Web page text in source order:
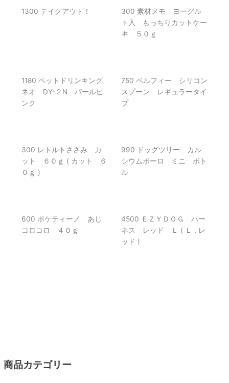
商品カテゴリー
1300 テイクアウト！
300 素材メモ ヨーグル
ト入 もっちりカットケー
キ ５０ｇ
1180 ペットドリンキング
ネオ DY-２N パールピ
ンク
750 ペルフィー シリコン
スプーン レギュラータイ
プ
300 レトルトささみ カ
ット ６０ｇ ( カット ６
０ｇ )
990 ドッグツリー カル
シウムボーロ ミニ ボト
ル
600 ポケティーノ あじ
コロコロ ４０ｇ
4500 ＥＺＹＤＯＧ ハー
ネス レッド Ｌ ( Ｌ , レ
ッド )